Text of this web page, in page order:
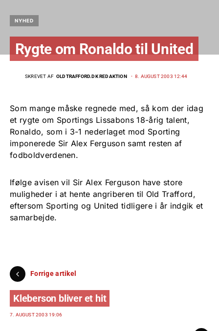
NYHED
Rygte om Ronaldo til United
SKREVET AF OLDTRAFFORD.DK REDAKTION 8. AUGUST 2003 12:44
Som mange måske regnede med, så kom der idag
et rygte om Sportings Lissabons 18-årig talent,
Ronaldo, som i 3-1 nederlaget mod Sporting
imponerede Sir Alex Ferguson samt resten af
fodboldverdenen.
Ifølge avisen vil Sir Alex Ferguson have store
muligheder i at hente angriberen til Old Trafford,
eftersom Sporting og United tidligere i år indgik et
samarbejde.
Forrige artikel
Kleberson bliver et hit
7. AUGUST 2003 19:06